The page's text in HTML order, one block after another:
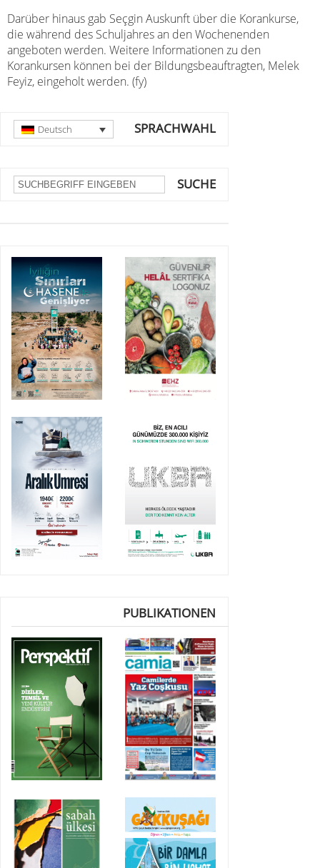
Darüber hinaus gab Seçgin Auskunft über die Korankurse,
die während des Schuljahres an den Wochenenden
angeboten werden. Weitere Informationen zu den
Korankursen können bei der Bildungsbeauftragten, Melek
Feyiz, eingeholt werden. (fy)
SPRACHWAHL
Deutsch
SUCHE
PUBLIKATIONEN